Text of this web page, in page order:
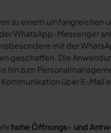
zu einem
WhatsApp-Messenger
mit der
geschaffen. Die
hin zum
über E-Mail
hohe Öffnungs- und